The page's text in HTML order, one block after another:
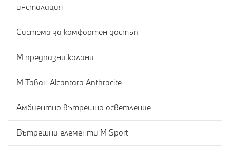
инсталация
Система за комфортен достъп
M предпазни колани
M Таван Alcantara Anthracite
Амбиентно вътрешно осветление
Вътрешни елементи M Sport